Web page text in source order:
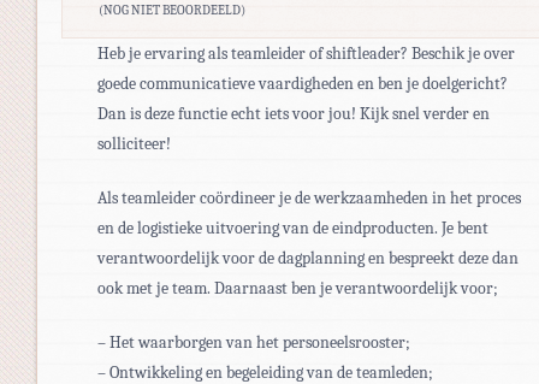
(NOG NIET BEOORDEELD)
Heb je ervaring als teamleider of shiftleader? Beschik je over
goede communicatieve vaardigheden en ben je doelgericht?
Dan is deze functie echt iets voor jou! Kijk snel verder en
solliciteer!
Als teamleider coördineer je de werkzaamheden in het proces
en de logistieke uitvoering van de eindproducten. Je bent
verantwoordelijk voor de dagplanning en bespreekt deze dan
ook met je team. Daarnaast ben je verantwoordelijk voor;
– Het waarborgen van het personeelsrooster;
– Ontwikkeling en begeleiding van de teamleden;